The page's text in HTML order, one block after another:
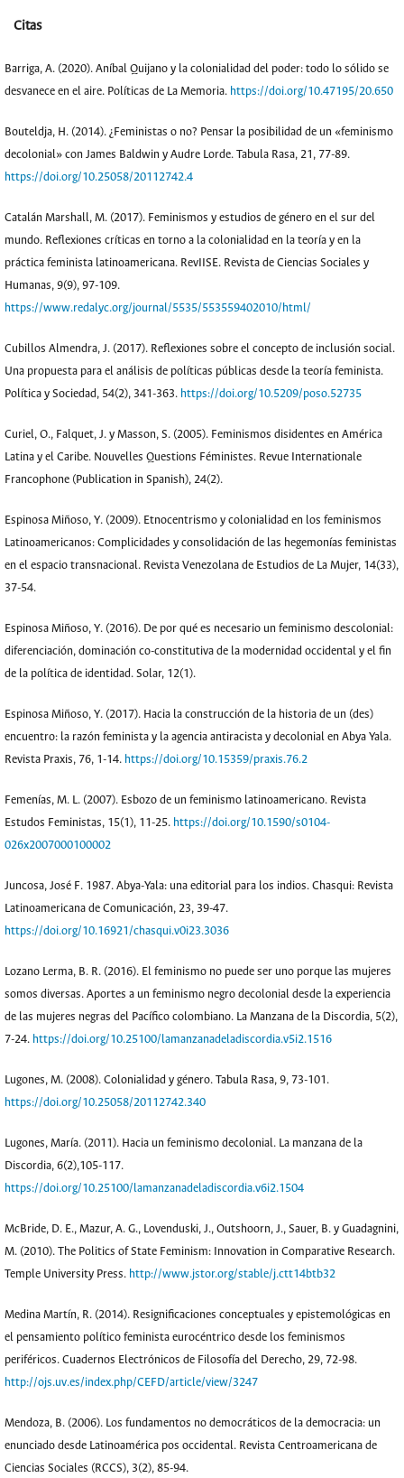
Citas
Barriga, A. (2020). Aníbal Quijano y la colonialidad del poder: todo lo sólido se
desvanece en el aire. Políticas de La Memoria. https://doi.org/10.47195/20.650
Bouteldja, H. (2014). ¿Feministas o no? Pensar la posibilidad de un «feminismo
decolonial» con James Baldwin y Audre Lorde. Tabula Rasa, 21, 77-89.
https://doi.org/10.25058/20112742.4
Catalán Marshall, M. (2017). Feminismos y estudios de género en el sur del
mundo. Reflexiones críticas en torno a la colonialidad en la teoría y en la
práctica feminista latinoamericana. RevIISE. Revista de Ciencias Sociales y
Humanas, 9(9), 97-109.
https://www.redalyc.org/journal/5535/553559402010/html/
Cubillos Almendra, J. (2017). Reflexiones sobre el concepto de inclusión social.
Una propuesta para el análisis de políticas públicas desde la teoría feminista.
Política y Sociedad, 54(2), 341-363. https://doi.org/10.5209/poso.52735
Curiel, O., Falquet, J. y Masson, S. (2005). Feminismos disidentes en América
Latina y el Caribe. Nouvelles Questions Féministes. Revue Internationale
Francophone (Publication in Spanish), 24(2).
Espinosa Miñoso, Y. (2009). Etnocentrismo y colonialidad en los feminismos
Latinoamericanos: Complicidades y consolidación de las hegemonías feministas
en el espacio transnacional. Revista Venezolana de Estudios de La Mujer, 14(33),
37-54.
Espinosa Miñoso, Y. (2016). De por qué es necesario un feminismo descolonial:
diferenciación, dominación co-constitutiva de la modernidad occidental y el fin
de la política de identidad. Solar, 12(1).
Espinosa Miñoso, Y. (2017). Hacia la construcción de la historia de un (des)
encuentro: la razón feminista y la agencia antiracista y decolonial en Abya Yala.
Revista Praxis, 76, 1-14. https://doi.org/10.15359/praxis.76.2
Femenías, M. L. (2007). Esbozo de un feminismo latinoamericano. Revista
Estudos Feministas, 15(1), 11-25. https://doi.org/10.1590/s0104-
026x2007000100002
Juncosa, José F. 1987. Abya-Yala: una editorial para los indios. Chasqui: Revista
Latinoamericana de Comunicación, 23, 39-47.
https://doi.org/10.16921/chasqui.v0i23.3036
Lozano Lerma, B. R. (2016). El feminismo no puede ser uno porque las mujeres
somos diversas. Aportes a un feminismo negro decolonial desde la experiencia
de las mujeres negras del Pacífico colombiano. La Manzana de la Discordia, 5(2),
7-24. https://doi.org/10.25100/lamanzanadeladiscordia.v5i2.1516
Lugones, M. (2008). Colonialidad y género. Tabula Rasa, 9, 73-101.
https://doi.org/10.25058/20112742.340
Lugones, María. (2011). Hacia un feminismo decolonial. La manzana de la
Discordia, 6(2),105-117.
https://doi.org/10.25100/lamanzanadeladiscordia.v6i2.1504
McBride, D. E., Mazur, A. G., Lovenduski, J., Outshoorn, J., Sauer, B. y Guadagnini,
M. (2010). The Politics of State Feminism: Innovation in Comparative Research.
Temple University Press. http://www.jstor.org/stable/j.ctt14btb32
Medina Martín, R. (2014). Resignificaciones conceptuales y epistemológicas en
el pensamiento político feminista eurocéntrico desde los feminismos
periféricos. Cuadernos Electrónicos de Filosofía del Derecho, 29, 72-98.
http://ojs.uv.es/index.php/CEFD/article/view/3247
Mendoza, B. (2006). Los fundamentos no democráticos de la democracia: un
enunciado desde Latinoamérica pos occidental. Revista Centroamericana de
Ciencias Sociales (RCCS), 3(2), 85-94.